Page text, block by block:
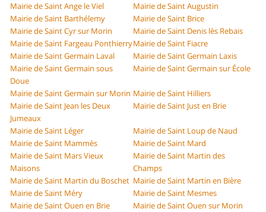
Mairie de Saint Ange le Viel
Mairie de Saint Augustin
Mairie de Saint Barthélemy
Mairie de Saint Brice
Mairie de Saint Cyr sur Morin
Mairie de Saint Denis lès Rebais
Mairie de Saint Fargeau PonthierryMairie de Saint Fiacre
Mairie de Saint Germain Laval
Mairie de Saint Germain Laxis
Mairie de Saint Germain sous
Doue
Mairie de Saint Germain sur École
Mairie de Saint Germain sur Morin Mairie de Saint Hilliers
Mairie de Saint Jean les Deux
Jumeaux
Mairie de Saint Just en Brie
Mairie de Saint Léger
Mairie de Saint Loup de Naud
Mairie de Saint Mammès
Mairie de Saint Mard
Mairie de Saint Mars Vieux
Maisons
Mairie de Saint Martin des
Champs
Mairie de Saint Martin du Boschet Mairie de Saint Martin en Bière
Mairie de Saint Méry
Mairie de Saint Mesmes
Mairie de Saint Ouen en Brie
Mairie de Saint Ouen sur Morin